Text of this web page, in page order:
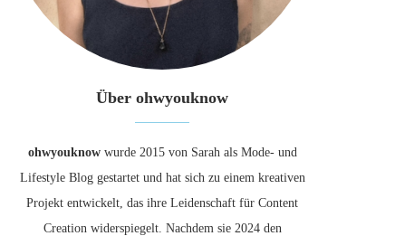
Über ohwyouknow
ohwyouknowwurde 2015 von Sarah als Mode- und
Lifestyle Blog gestartet und hat sich zu einem kreativen
Projekt entwickelt, das ihre Leidenschaft für Content
Creation widerspiegelt. Nachdem sie 2024 den